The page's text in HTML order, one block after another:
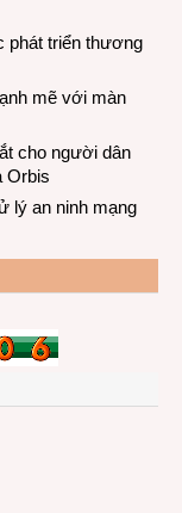
phát triển thương
mẽ với màn
cho người dân
Orbis
lý an ninh mạng